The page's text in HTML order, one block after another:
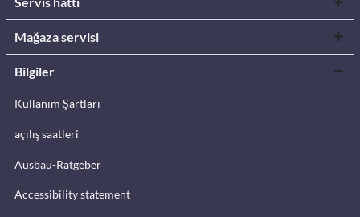
Mağaza servisi
Bilgiler
Kullanım Şartları
açılış saatleri
Ausbau-Ratgeber
Accessibility statement